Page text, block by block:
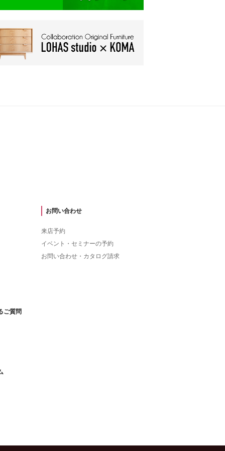
ご質問
お問い合わせ
来店予約
イベント・セミナーの予約
お問い合わせ・カタログ請求